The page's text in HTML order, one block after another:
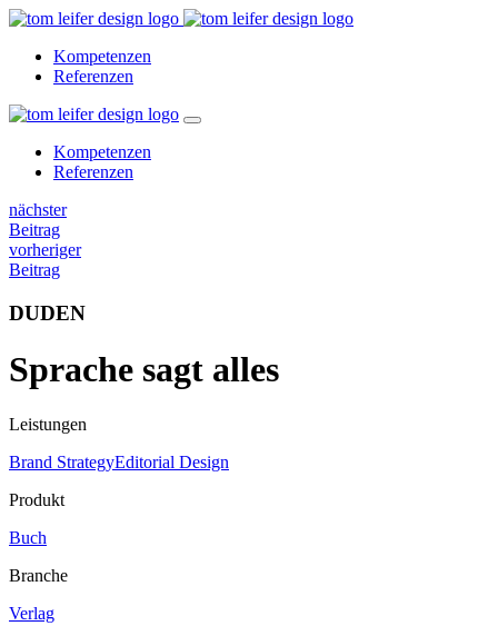
Kompetenzen
Referenzen
Kompetenzen
Referenzen
nächster
Beitrag
vorheriger
Beitrag
DUDEN
Sprache sagt alles
Leistungen
Brand StrategyEditorial Design
Produkt
Buch
Branche
Verlag